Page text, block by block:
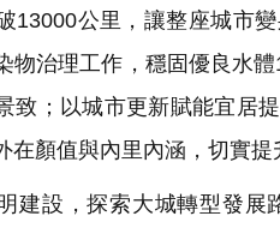
13000公里，讓整座城市
物治理工作，穩固優良水
致；以城市更新賦能宜居
在顏值與內里內涵，切實提
建設，探索大城轉型發展